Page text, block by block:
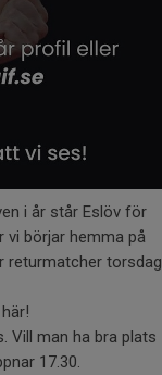
i år står Eslöv för
vi börjar hemma på
returmatcher torsdag
Vill man ha bra plats
17.30.